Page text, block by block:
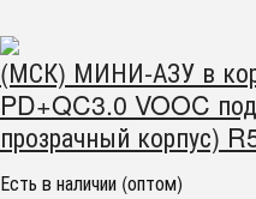
(МСК) МИНИ-АЗУ в
PD+QC3.0 VOOC
прозрачный корпус)
Есть в наличии (оптом)